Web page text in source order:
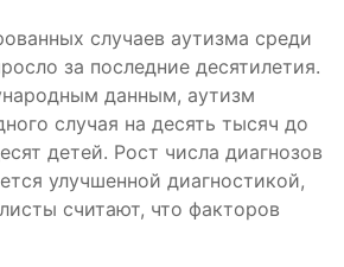
случаев аутизма среди
за последние десятилетия.
данным, аутизм
случая на десять тысяч до
детей. Рост числа диагнозов
улучшенной диагностикой,
считают, что факторов